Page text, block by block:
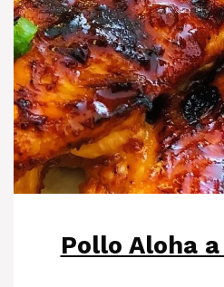
Pollo Aloha